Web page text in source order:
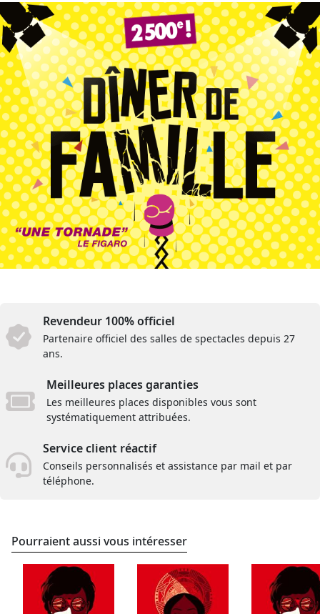
Revendeur 100% officiel
Partenaire officiel des salles de spectacles depuis 27
ans.
Meilleures places garanties
Les meilleures places disponibles vous sont
systématiquement attribuées.
Service client réactif
Conseils personnalisés et assistance par mail et par
téléphone.
Pourraient aussi vous intéresser